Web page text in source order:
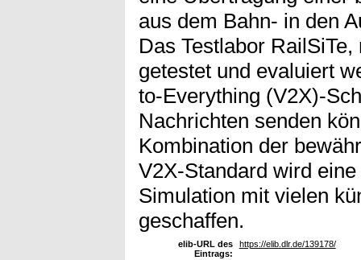
aus dem Bahn- in den
Das Testlabor
getestet und evaluiert
to-Everything (V2X)-
Nachrichten senden
Kombination der
V2X-Standard wird
Simulation mit vielen
geschaffen.
elib-URL des
Eintrags:
https://elib.dlr.de/139178/